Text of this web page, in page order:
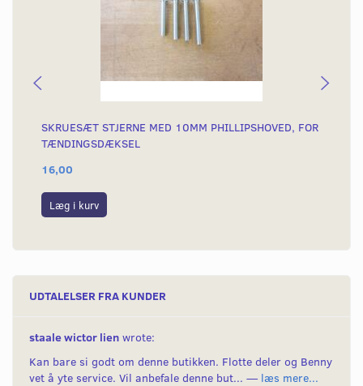
SKRUESÆT STJERNE MED 10MM PHILLIPSHOVED, FOR
TÆNDINGSDÆKSEL
16,00
Læg i kurv
UDTALELSER FRA KUNDER
staale wictor lien wrote:
Kan bare si godt om denne butikken. Flotte deler og Benny
vet å yte service. Vil anbefale denne but... — læs mere...